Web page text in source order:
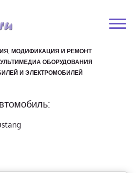
МОДИФИКАЦИЯ И РЕМОНТ
ОБОРУДОВАНИЯ
И ЭЛЕКТРОМОБИЛЕЙ